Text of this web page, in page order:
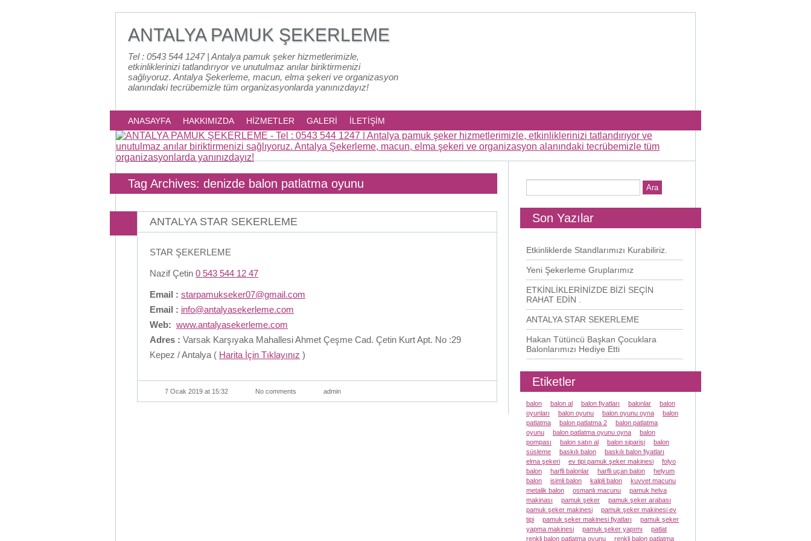
ANTALYA PAMUK ŞEKERLEME
Tel : 0543 544 1247 | Antalya pamuk şeker hizmetlerimizle,
etkinliklerinizi tatlandırıyor ve unutulmaz anılar biriktirmenizi
sağlıyoruz. Antalya Şekerleme, macun, elma şekeri ve organizasyon
alanındaki tecrübemizle tüm organizasyonlarda yanınızdayız!
ANASAYFA HAKKIMIZDA HİZMETLER GALERİ İLETİŞİM
Tag Archives: denizde balon patlatma oyunu
ANTALYA STAR SEKERLEME
STAR ŞEKERLEME
Nazif Çetin 0 543 544 12 47
Email : starpamukseker07@gmail.com
Email : info@antalyasekerleme.com
Web: www.antalyasekerleme.com
Adres : Varsak Karşıyaka Mahallesi Ahmet Çeşme Cad. Çetin Kurt Apt. No :29
Kepez / Antalya ( Harita İçin Tıklayınız )
7 Ocak 2019 at 15:32 No comments admin
Son Yazılar
Etkinliklerde Standlarımızı Kurabiliriz.
Yeni Şekerleme Gruplarımız
ETKİNLİKLERİNİZDE BİZİ SEÇİN
RAHAT EDİN .
ANTALYA STAR SEKERLEME
Hakan Tütüncü Başkan Çocuklara
Balonlarımızı Hediye Etti
Etiketler
balon balon al balon fiyatları balonlar
balon
oyunları
balon oyunu balon oyunu oyna
balon
patlatma
balon patlatma 2
balon patlatma
oyunu
balon patlatma oyunu oyna
balon
pompası
balon satın al balon siparişi
balon
süsleme
baskılı balon
baskılı balon fiyatları
elma şekeri
ev tipi pamuk şeker makinesi
folyo
balon
harfli balonlar harfli uçan balon
helyum
balon
isimli balon kalpli balon
kuvvet macunu
metalik balon
osmanlı macunu
pamuk helva
makinası
pamuk şeker
pamuk şeker arabası
pamuk şeker makinesi
pamuk şeker makinesi ev
tipi
pamuk şeker makinesi fiyatları
pamuk şeker
yapma makinesi
pamuk şeker yapımı
patlat
renkli balon patlatma oyunu
renkli balon patlatma